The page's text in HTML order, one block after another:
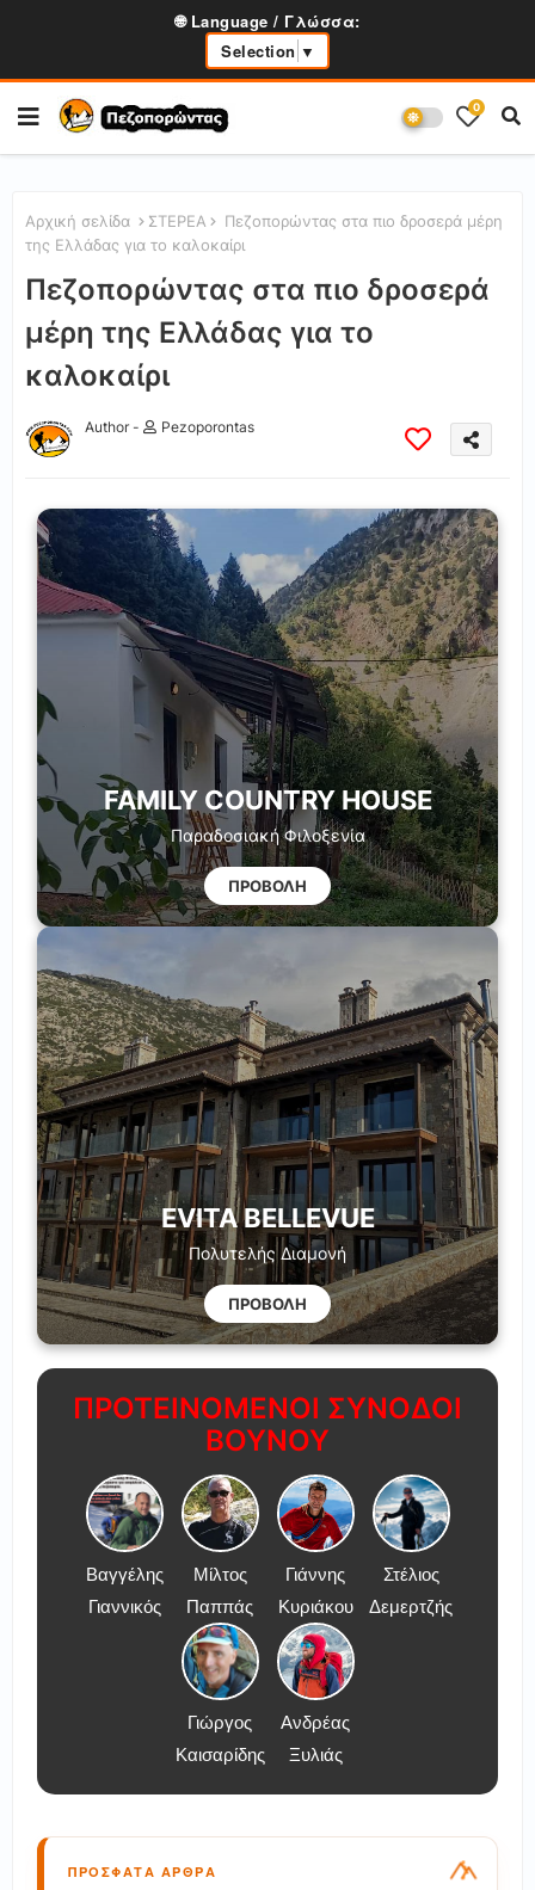
🌐 Language / Γλώσσα:
Selection ▼
0
Αρχική σελίδα ΣΤΕΡΕΑ
Πεζοπορώντας στα πιο δροσερά μέρη
της Ελλάδας για το καλοκαίρι
Πεζοπορώντας στα πιο δροσερά
μέρη της Ελλάδας για το
καλοκαίρι
Author - Pezoporontas
FAMILY COUNTRY HOUSE
Παραδοσιακή Φιλοξενία
ΠΡΟΒΟΛΗ
EVITA BELLEVUE
Πολυτελής Διαμονή
ΠΡΟΒΟΛΗ
ΠΡΟΤΕΙΝΟΜΕΝΟΙ ΣΥΝΟΔΟΙ
ΒΟΥΝΟΥ
Βαγγέλης
Γιαννικός
Μίλτος
Παππάς
Γιάννης
Κυριάκου
Στέλιος
Δεμερτζής
Γιώργος
Καισαρίδης
Ανδρέας
Ξυλιάς
ΠΡΟΣΦΑΤΑ ΑΡΘΡΑ